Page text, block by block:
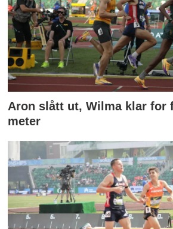
Aron slått ut, Wilma klar for
meter